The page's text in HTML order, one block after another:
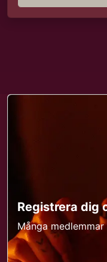
Registrera dig
Många